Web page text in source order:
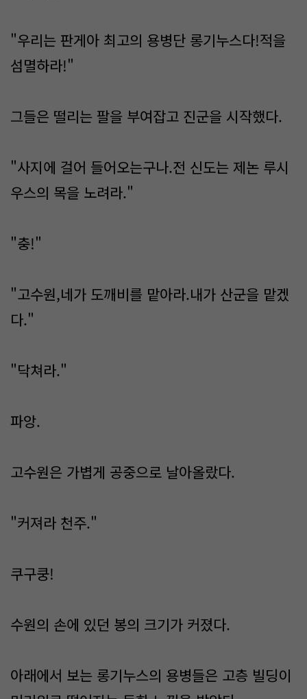
"우리는 판게아 최고의 용병단 롱기누스다!적을
섬멸하라!"
그들은 떨리는 팔을 부여잡고 진군을 시작했다.
"사지에 걸어 들어오는구나.전 신도는 제논 루시
우스의 목을 노려라."
"충!"
"고수원,네가 도깨비를 맡아라.내가 산군을 맡겠
다."
"닥쳐라."
파앙.
고수원은 가볍게 공중으로 날아올랐다.
"커져라 천주."
쿠구쿵!
수원의 손에 있던 봉의 크기가 커졌다.
아래에서 보는 롱기누스의 용병들은 고층 빌딩이